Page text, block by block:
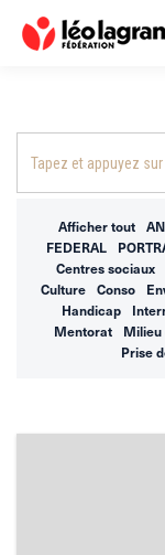
Afficher tout
FEDERAL
Centres sociaux
Culture
Conso
Handicap
Mentorat
Prise